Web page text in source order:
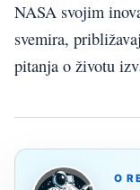
NASA svojim
svemira,
pitanja o životu
O